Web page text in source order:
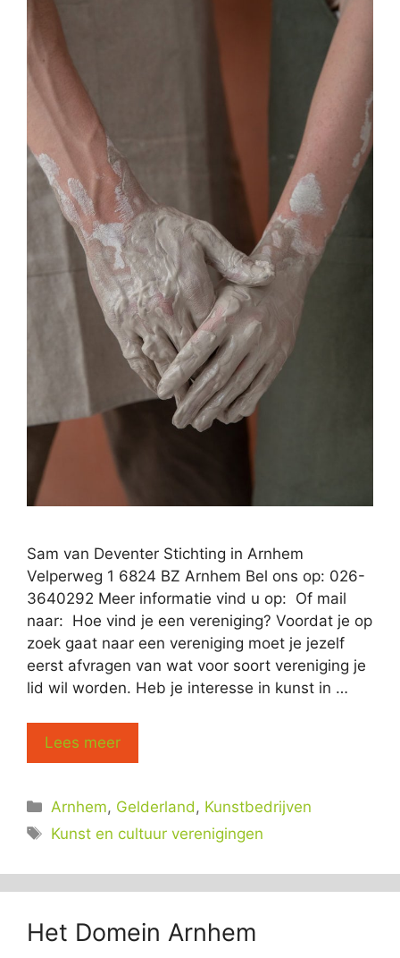
Sam van Deventer Stichting in Arnhem
Velperweg 1 6824 BZ Arnhem Bel ons op: 026-
3640292 Meer informatie vind u op: Of mail
naar: Hoe vind je een vereniging? Voordat je op
zoek gaat naar een vereniging moet je jezelf
eerst afvragen van wat voor soort vereniging je
lid wil worden. Heb je interesse in kunst in …
Lees meer
Categorieën
Arnhem, Gelderland , Kunstbedrijven
Tags
Kunst en cultuur verenigingen
Het Domein Arnhem